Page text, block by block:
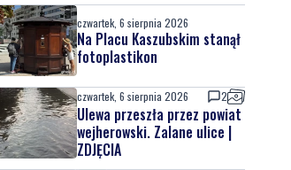
czwartek, 6 sierpnia 2026
Na Placu Kaszubskim stanął
fotoplastikon
czwartek, 6 sierpnia 2026 2
Ulewa przeszła przez powiat
wejherowski. Zalane ulice |
ZDJĘCIA